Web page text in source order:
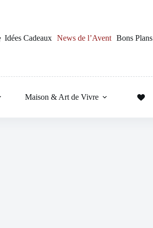
Idées Cadeaux News de l’Avent Bons Plans
Maison & Art de Vivre